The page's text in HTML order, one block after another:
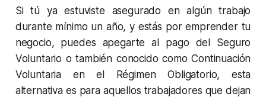
Si tú ya estuviste asegurado en algún trabajo
durante mínimo un año, y estás por emprender tu
negocio, puedes apegarte al pago del Seguro
Voluntario o también conocido como Continuación
Voluntaria en el Régimen Obligatorio, esta
alternativa es para aquellos trabajadores que dejan